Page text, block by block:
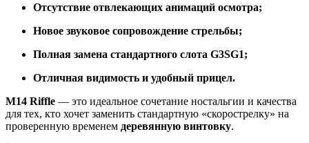
Отсутствие отвлекающих анимаций осмотра;
Новое звуковое сопровождение стрельбы;
Полная замена стандартного слота G3SG1;
Отличная видимость и удобный прицел.
M14 Riffle — это идеальное сочетание ностальгии и качества
для тех, кто хочет заменить стандартную «скорострелку» на
проверенную временем деревянную винтовку.